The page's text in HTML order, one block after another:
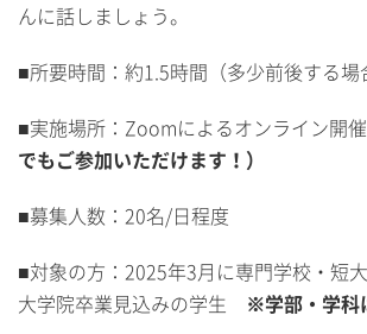
んに話しましょう。
■所要時間：約1.5時間（多少前後する場
■実施場所：Zoomによるオンライン開催
でもご参加いただけます！）
■募集人数：20名/日程度
■対象の方：2025年3月に専門学校・短
大学院卒業見込みの学生 ※学部・学科